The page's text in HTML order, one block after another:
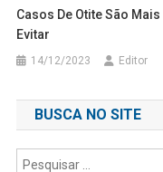
Casos De Otite São
Evitar
14/12/2023 Editor
BUSCA NO SITE